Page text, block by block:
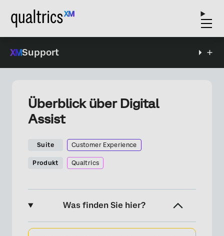
Support
Überblick über Digital
Assist
Suite Customer Experience
Produkt Qualtrics
Was finden Sie hier?
Über Digital Assist